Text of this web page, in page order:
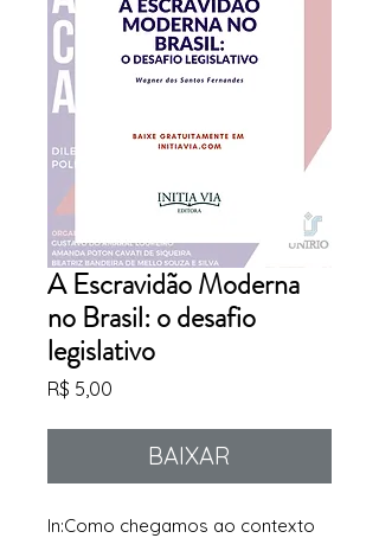
A Escravidão Moderna
no Brasil: o desafio
legislativo
R$ 5,00
BAIXAR
In:Como chegamos ao contexto